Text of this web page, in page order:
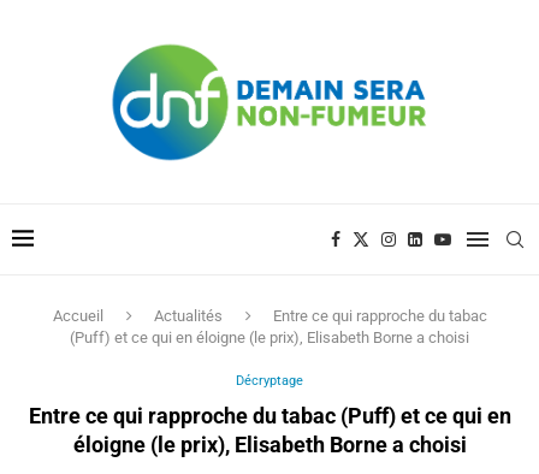
Accueil Actualités
Entre ce qui rapproche du tabac
(Puff) et ce qui en éloigne (le prix), Elisabeth Borne a choisi
Décryptage
Entre ce qui rapproche du tabac (Puff) et ce qui en
éloigne (le prix), Elisabeth Borne a choisi